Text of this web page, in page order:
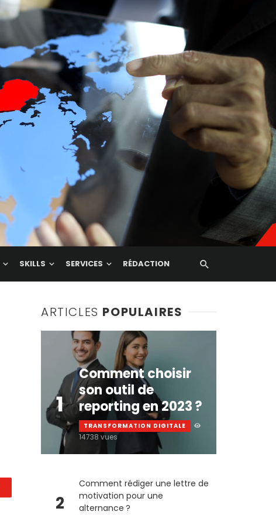
SKILLS SERVICES RÉDACTION
ARTICLES POPULAIRES
1
Comment choisir
son outil de
reporting en 2023 ?
TRANSFORMATION DIGITALE
14738 vues
2
Comment rédiger une lettre de
motivation pour une
alternance ?